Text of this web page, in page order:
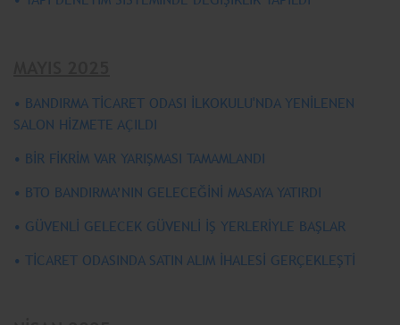
• BANDIRMA TİCARET ODASI İLKOKULU'NDA YENİLENEN
SALON HİZMETE AÇILDI
• BİR FİKRİM VAR YARIŞMASI TAMAMLANDI
• BTO BANDIRMA’NIN GELECEĞİNİ MASAYA YATIRDI
• GÜVENLİ GELECEK GÜVENLİ İŞ YERLERİYLE BAŞLAR
• TİCARET ODASINDA SATIN ALIM İHALESİ GERÇEKLEŞTİ